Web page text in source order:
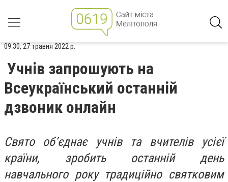
09:30, 27 травня 2022 р.
Учнів запрошують на
Всеукраїнський останній
дзвоник онлайн
Свято обʼєднає учнів та вчителів усієї
країни, зробить останній день
навчального року традиційно святковим